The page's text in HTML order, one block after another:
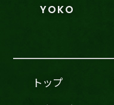
YOKO
トップ